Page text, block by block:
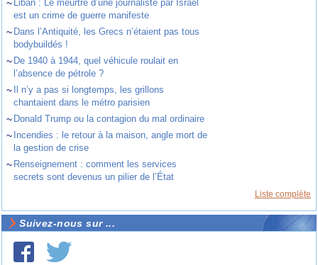
~ Liban : Le meurtre d’une journaliste par Israël
est un crime de guerre manifeste
~ Dans l’Antiquité, les Grecs n’étaient pas tous
bodybuildés !
~ De 1940 à 1944, quel véhicule roulait en
l’absence de pétrole ?
~
Il n’y a pas si longtemps, les grillons
chantaient dans le métro parisien
~ Donald Trump ou la contagion du mal ordinaire
~ Incendies : le retour à la maison, angle mort de
la gestion de crise
~ Renseignement : comment les services
secrets sont devenus un pilier de l’État
Liste complète
Suivez-nous sur ...